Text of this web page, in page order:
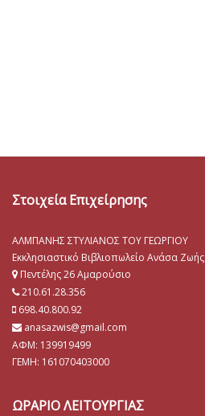
Στοιχεία Επιχείρησης
ΑΛΜΠΑΝΗΣ ΣΤΥΛΙΑΝΟΣ ΤΟΥ ΓΕΩΡΓΙΟΥ
Εκκλησιαστικό Βιβλιοπωλείο Ανάσα Ζωής
Πεντέλης 26 Αμαρούσιο
210.61.28.356
698.40.800.92
anasazwis@gmail.com
ΑΦΜ: 139919499
ΓΕΜΗ: 161070403000
ΩΡΑΡΙΟ ΛΕΙΤΟΥΡΓΙΑΣ